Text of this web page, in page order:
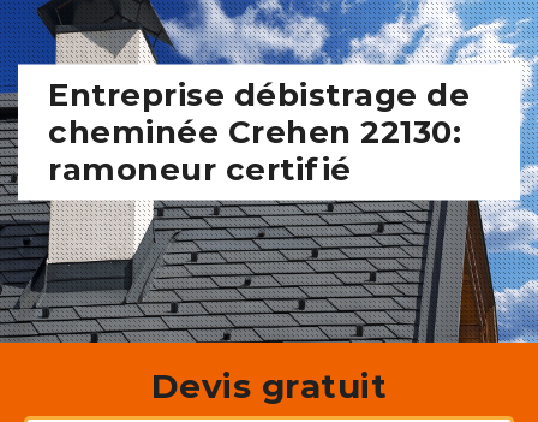
Entreprise débistrage de
cheminée Crehen 22130:
ramoneur certifié
Devis gratuit